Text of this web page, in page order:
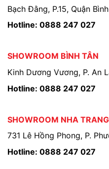
Bạch Đằng, P.15, Quận
Hotline: 0888 247 027
SHOWROOM BÌNH TÂN
Kinh Dương Vương, P. An
Hotline: 0888 247 027
SHOWROOM NHA TRANG
731 Lê Hồng Phong, P.
Hotline: 0888 247 027